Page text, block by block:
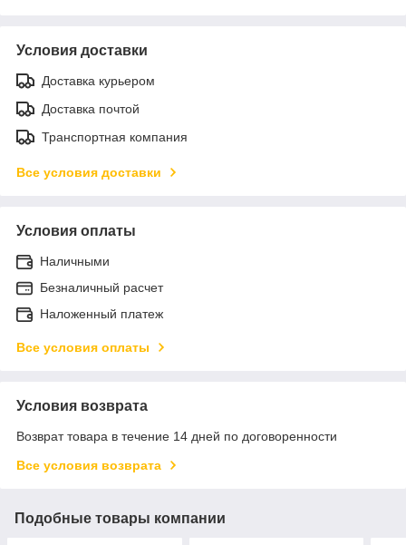
Условия доставки
Доставка курьером
Доставка почтой
Транспортная компания
Все условия доставки
Условия оплаты
Наличными
Безналичный расчет
Наложенный платеж
Все условия оплаты
Условия возврата
Возврат товара в течение 14 дней по договоренности
Все условия возврата
Подобные товары компании